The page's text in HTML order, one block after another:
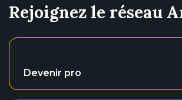
Rejoignez le réseau
Devenir pro